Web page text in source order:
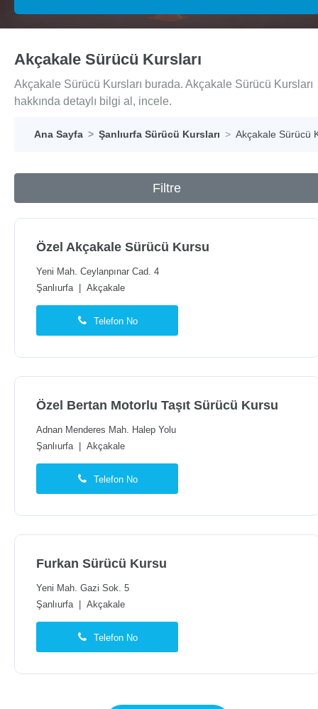
Akçakale Sürücü Kursları
Akçakale Sürücü Kursları burada. Akçakale Sürücü Kursları
hakkında detaylı bilgi al, incele.
Ana Sayfa Şanlıurfa Sürücü Kursları Akçakale Sürücü
Filtre
Özel Akçakale Sürücü Kursu
Yeni Mah. Ceylanpınar Cad. 4
Şanlıurfa| Akçakale
Telefon No
Özel Bertan Motorlu Taşıt Sürücü Kursu
Adnan Menderes Mah. Halep Yolu
Şanlıurfa| Akçakale
Telefon No
Furkan Sürücü Kursu
Yeni Mah. Gazi Sok. 5
Şanlıurfa| Akçakale
Telefon No